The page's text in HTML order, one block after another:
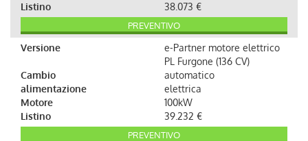
Listino
38.073 €
PREVENTIVO
Versione
e-Partner motore elettrico
PL Furgone (136 CV)
Cambio
automatico
alimentazione
elettrica
Motore
100kW
Listino
39.232 €
PREVENTIVO